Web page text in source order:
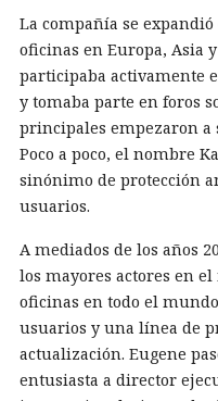
La compañía se
oficinas en Europa, Asia
participaba activamente
y tomaba parte en foros
principales empezaron
Poco a poco, el nombre
sinónimo de protección
usuarios.
A mediados de los años
los mayores actores en
oficinas en todo el
usuarios y una línea de
actualización. Eugene
entusiasta a director